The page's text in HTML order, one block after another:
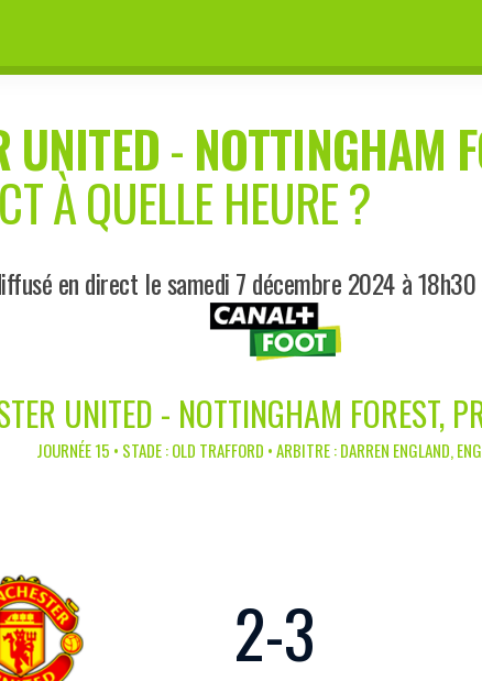
UNITED-NOTTINGHAM
À QUELLE HEURE ?
en direct le samedi 7 décembre 2024 à
UNITED - NOTTINGHAM FOREST,
JOURNÉE 15 • STADE : OLD TRAFFORD • ARBITRE : DARREN ENGLAND,
2-3